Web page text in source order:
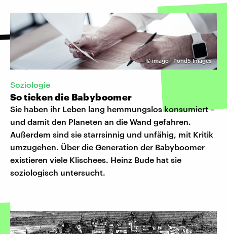
©imago | Pond5 Images
Soziologie
So ticken die Babyboomer
Sie haben ihr Leben lang hemmungslos konsumiert –
und damit den Planeten an die Wand gefahren.
Außerdem sind sie starrsinnig und unfähig, mit Kritik
umzugehen. Über die Generation der Babyboomer
existieren viele Klischees. Heinz Bude hat sie
soziologisch untersucht.